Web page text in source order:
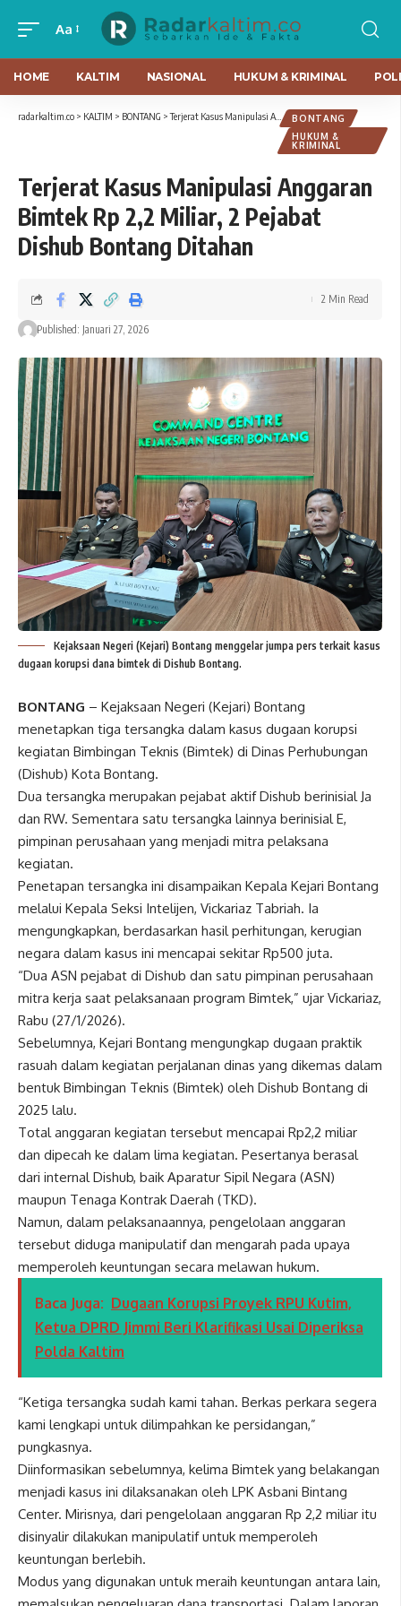
Aa
HOME KALTIM NASIONAL HUKUM & KRIMINAL
radarkaltim.co > KALTIM > BONTANG >Terjerat Kasus Manipulasi Anggaran Bimtek Rp 2,2 Miliar, 2 Pejabat Dishub Bontang Ditahan
BONTANG
HUKUM &
KRIMINAL
Terjerat Kasus Manipulasi Anggaran
Bimtek Rp 2,2 Miliar, 2 Pejabat
Dishub Bontang Ditahan
Published: Januari 27, 2026
2 Min Read
Kejaksaan Negeri (Kejari) Bontang menggelar jumpa pers terkait kasus
dugaan korupsi dana bimtek di Dishub Bontang.
BONTANG – Kejaksaan Negeri (Kejari) Bontang
menetapkan tiga tersangka dalam kasus dugaan korupsi
kegiatan Bimbingan Teknis (Bimtek) di Dinas Perhubungan
(Dishub) Kota Bontang.
Dua tersangka merupakan pejabat aktif Dishub berinisial Ja
dan RW. Sementara satu tersangka lainnya berinisial E,
pimpinan perusahaan yang menjadi mitra pelaksana
kegiatan.
Penetapan tersangka ini disampaikan Kepala Kejari Bontang
melalui Kepala Seksi Intelijen, Vickariaz Tabriah. Ia
mengungkapkan, berdasarkan hasil perhitungan, kerugian
negara dalam kasus ini mencapai sekitar Rp500 juta.
“Dua ASN pejabat di Dishub dan satu pimpinan perusahaan
mitra kerja saat pelaksanaan program Bimtek,” ujar Vickariaz,
Rabu (27/1/2026).
Sebelumnya, Kejari Bontang mengungkap dugaan praktik
rasuah dalam kegiatan perjalanan dinas yang dikemas dalam
bentuk Bimbingan Teknis (Bimtek) oleh Dishub Bontang di
2025 lalu.
Total anggaran kegiatan tersebut mencapai Rp2,2 miliar
dan dipecah ke dalam lima kegiatan. Pesertanya berasal
dari internal Dishub, baik Aparatur Sipil Negara (ASN)
maupun Tenaga Kontrak Daerah (TKD).
Namun, dalam pelaksanaannya, pengelolaan anggaran
tersebut diduga manipulatif dan mengarah pada upaya
memperoleh keuntungan secara melawan hukum.
Baca Juga: Dugaan Korupsi Proyek RPU Kutim,
Ketua DPRD Jimmi Beri Klarifikasi Usai Diperiksa
Polda Kaltim
“Ketiga tersangka sudah kami tahan. Berkas perkara segera
kami lengkapi untuk dilimpahkan ke persidangan,”
pungkasnya.
Diinformasikan sebelumnya, kelima Bimtek yang belakangan
menjadi kasus ini dilaksanakan oleh LPK Asbani Bintang
Center. Mirisnya, dari pengelolaan anggaran Rp 2,2 miliar itu
disinyalir dilakukan manipulatif untuk memperoleh
keuntungan berlebih.
Modus yang digunakan untuk meraih keuntungan antara lain,